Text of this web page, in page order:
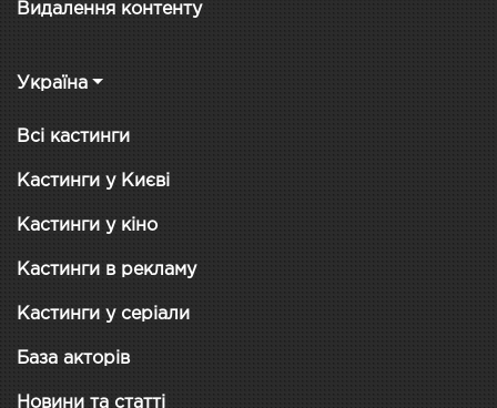
Видалення контенту
Україна
Всі кастинги
Кастинги у Києві
Кастинги у кіно
Кастинги в рекламу
Кастинги у серіали
База акторів
Новини та статті